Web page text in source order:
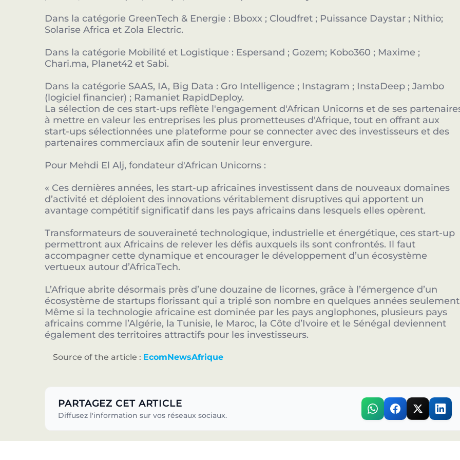
Dans la catégorie GreenTech & Energie : Bboxx ; Cloudfret ; Puissance Daystar ; Nithio;
Solarise Africa et Zola Electric.
Dans la catégorie Mobilité et Logistique : Espersand ; Gozem; Kobo360 ; Maxime ;
Chari.ma, Planet42 et Sabi.
Dans la catégorie SAAS, IA, Big Data : Gro Intelligence ; Instagram ; InstaDeep ; Jambo
(logiciel financier) ; Ramaniet RapidDeploy.
La sélection de ces start-ups reflète l'engagement d'African Unicorns et de ses
à mettre en valeur les entreprises les plus prometteuses d'Afrique, tout en offrant aux
start-ups sélectionnées une plateforme pour se connecter avec des investisseurs et des
partenaires commerciaux afin de soutenir leur envergure.
Pour Mehdi El Alj, fondateur d'African Unicorns :
« Ces dernières années, les start-up africaines investissent dans de nouveaux domaines
d’activité et déploient des innovations véritablement disruptives qui apportent un
avantage compétitif significatif dans les pays africains dans lesquels elles opèrent.
Transformateurs de souveraineté technologique, industrielle et énergétique, ces start-up
permettront aux Africains de relever les défis auxquels ils sont confrontés. Il faut
accompagner cette dynamique et encourager le développement d’un écosystème
vertueux autour d’AfricaTech.
L’Afrique abrite désormais près d’une douzaine de licornes, grâce à l’émergence d’un
écosystème de startups florissant qui a triplé son nombre en quelques années
Même si la technologie africaine est dominée par les pays anglophones, plusieurs pays
africains comme l’Algérie, la Tunisie, le Maroc, la Côte d’Ivoire et le Sénégal deviennent
également des territoires attractifs pour les investisseurs.
Source of the article : EcomNewsAfrique
PARTAGEZ CET ARTICLE
Diffusez l'information sur vos réseaux sociaux.